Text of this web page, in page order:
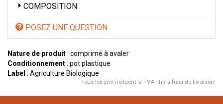
COMPOSITION
POSEZ UNE QUESTION
Nature de produit: comprimé à avaler
Conditionnement: pot plastique
Label : Agriculture Biologique
Tous les prix incluent la TVA - hors frais de livraison.